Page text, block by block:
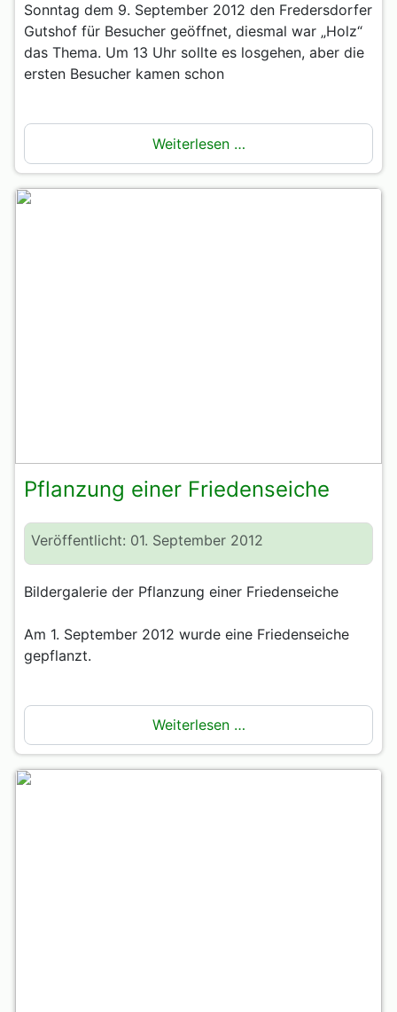
Sonntag dem 9. September 2012 den Fredersdorfer
Gutshof für Besucher geöffnet, diesmal war „Holz“
das Thema. Um 13 Uhr sollte es losgehen, aber die
ersten Besucher kamen schon
Weiterlesen …
Pflanzung einer Friedenseiche
Veröffentlicht: 01. September 2012
Bildergalerie der Pflanzung einer Friedenseiche
Am 1. September 2012 wurde eine Friedenseiche
gepflanzt.
Weiterlesen …